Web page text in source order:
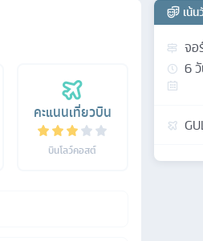
คะแนนเที่ยวบิน
บินโลว์คอสต์
เน้
จอ
6